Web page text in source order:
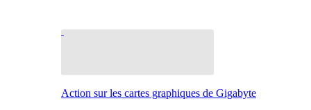
Action sur les cartes graphiques de Gigabyte